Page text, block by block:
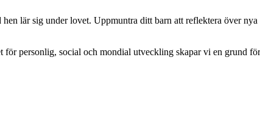
lär sig under lovet. Uppmuntra ditt barn att reflektera över
personlig, social och mondial utveckling skapar vi en grund